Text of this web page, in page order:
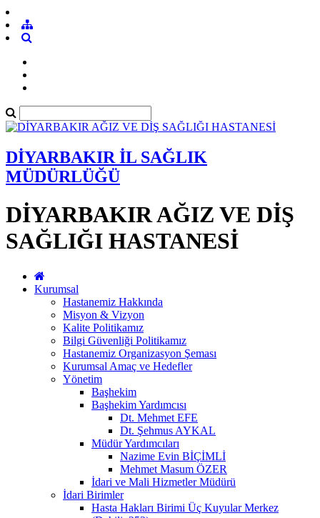
DİYARBAKIR İL SAĞLIK
MÜDÜRLÜĞÜ
DİYARBAKIR AĞIZ VE DİŞ
SAĞLIĞI HASTANESİ
Kurumsal
Hastanemiz Hakkında
Misyon & Vizyon
Kalite Politikamız
Bilgi Güvenliği Politikamız
Hastanemiz Organizasyon Şeması
Kurumsal Amaç ve Hedefler
Yönetim
Başhekim
Başhekim Yardımcısı
Dt. Mehmet EFE
Dt. Şehmus AYKAL
Müdür Yardımcıları
Nazime Evin BİÇİMLİ
Mehmet Masum ÖZER
İdari ve Mali Hizmetler Müdürü
İdari Birimler
Hasta Hakları Birimi Üç Kuyular Merkez